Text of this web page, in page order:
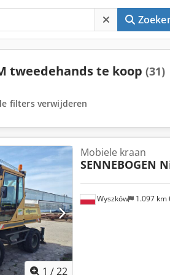
tweedehands te koop (31)
filters verwijderen
1 /22
Wyszków 1.097 km
Mobiele kraan
SENNEBOGEN